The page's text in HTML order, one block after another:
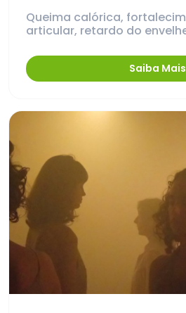
Queima calórica,
articular, retardo do
Saiba Mais